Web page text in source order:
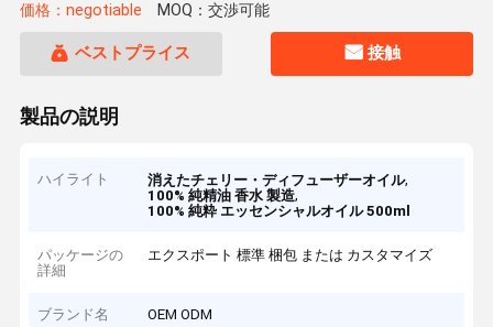
価格：negotiable MOQ：交渉可能
ベストプライス 接触
製品の説明
ハイライト 消えたチェリー・ディフューザーオイル,
100% 純精油 香水 製造,
100% 純粋 エッセンシャルオイル 500ml
パッケージの
詳細
エクスポート 標準 梱包 または カスタマイズ
ブランド名 OEM ODM